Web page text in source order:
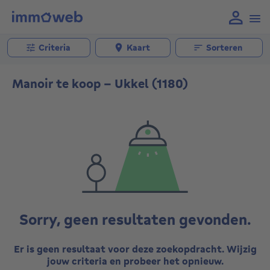
Criteria Kaart Sorteren
Manoir te koop - Ukkel (1180)
Sorry, geen resultaten gevonden.
Er is geen resultaat voor deze zoekopdracht. Wijzig
jouw criteria en probeer het opnieuw.